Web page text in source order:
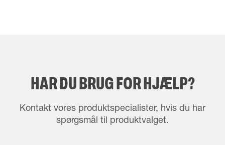
HAR DU BRUG FOR HJÆLP?
Kontakt vores produktspecialister, hvis du har
spørgsmål til produktvalget.